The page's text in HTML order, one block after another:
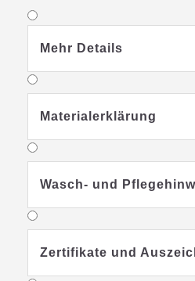
Mehr Details
Materialerklärung
Wasch- und
Zertifikate und